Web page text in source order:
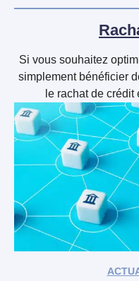
Si vous souhaitez
simplement bénéficier
le rachat de